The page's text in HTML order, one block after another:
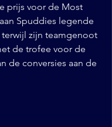
prijs voor de Most
Spuddies legende
zijn teamgenoot
de trofee voor de
de conversies aan de